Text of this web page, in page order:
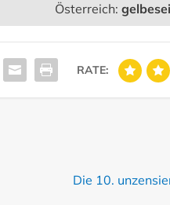
Österreich:
RATE:
Die 10.